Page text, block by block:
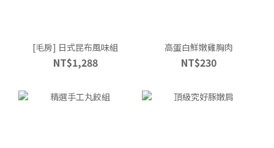
[毛房] 日式昆布風味組
NT$1,288
高蛋白鮮嫩雞胸肉
NT$230